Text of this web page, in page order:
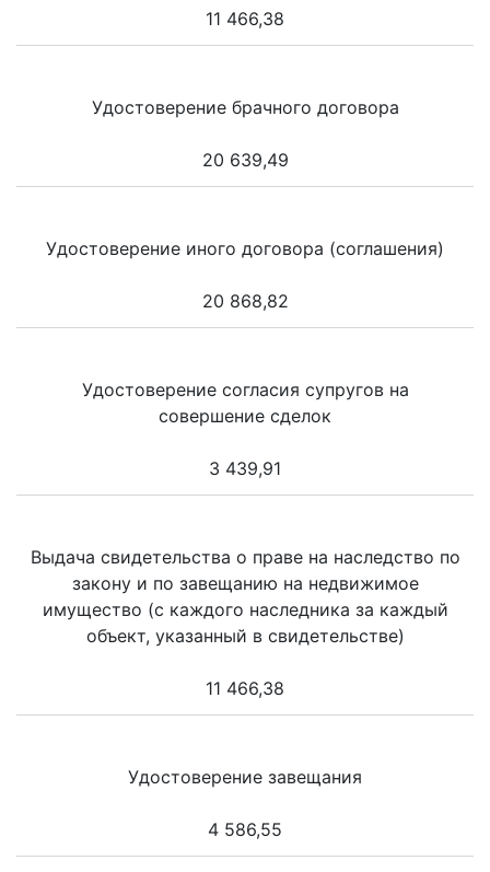
11 466,38
Удостоверение брачного договора
20 639,49
Удостоверение иного договора (соглашения)
20 868,82
Удостоверение согласия супругов на
совершение сделок
3 439,91
Выдача свидетельства о праве на наследство по
закону и по завещанию на недвижимое
имущество (с каждого наследника за каждый
объект, указанный в свидетельстве)
11 466,38
Удостоверение завещания
4 586,55